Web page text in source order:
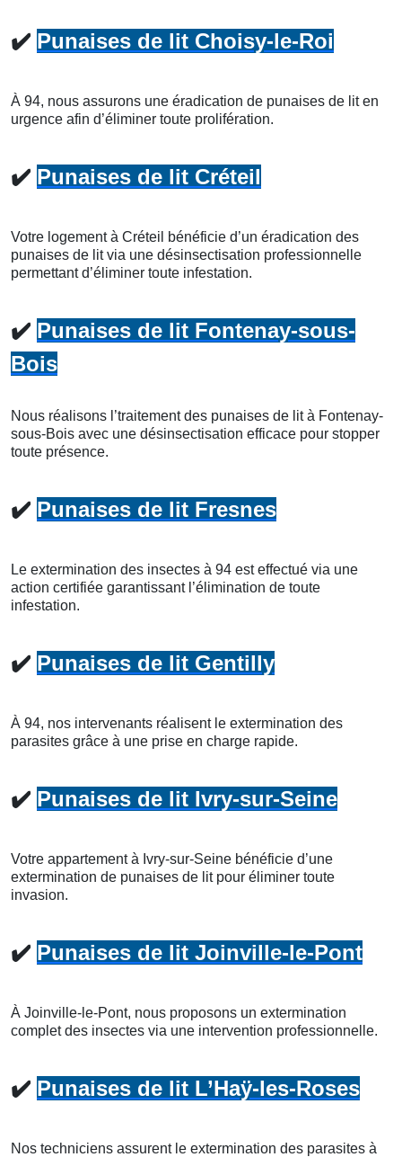
✔️ Punaises de lit Choisy-le-Roi
À 94, nous assurons une éradication de punaises de lit en
urgence afin d’éliminer toute prolifération.
✔️ Punaises de lit Créteil
Votre logement à Créteil bénéficie d’un éradication des
punaises de lit via une désinsectisation professionnelle
permettant d’éliminer toute infestation.
✔️ Punaises de lit Fontenay-sous-
Bois
Nous réalisons l’traitement des punaises de lit à Fontenay-
sous-Bois avec une désinsectisation efficace pour stopper
toute présence.
✔️ Punaises de lit Fresnes
Le extermination des insectes à 94 est effectué via une
action certifiée garantissant l’élimination de toute
infestation.
✔️ Punaises de lit Gentilly
À 94, nos intervenants réalisent le extermination des
parasites grâce à une prise en charge rapide.
✔️ Punaises de lit Ivry-sur-Seine
Votre appartement à Ivry-sur-Seine bénéficie d’une
extermination de punaises de lit pour éliminer toute
invasion.
✔️ Punaises de lit Joinville-le-Pont
À Joinville-le-Pont, nous proposons un extermination
complet des insectes via une intervention professionnelle.
✔️ Punaises de lit L’Haÿ-les-Roses
Nos techniciens assurent le extermination des parasites à